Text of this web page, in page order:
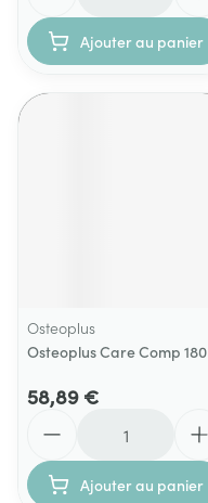
Ajouter au panier
Osteoplus
Osteoplus Care Comp 180
58,89 €
Ajouter au panier